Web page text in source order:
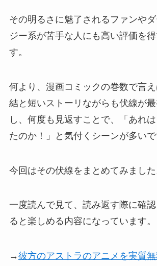
その明るさに魅了されるファンや
ジー系が苦手な人にも高い評価を
す。
何より、漫画コミックの巻数で言
結と短いストーリながらも伏線が
し、何度も見返すことで、「あれ
たのか！」と気付くシーンが多いで
今回はその伏線をまとめてみました
一度読んで見て、読み返す際に確
ると楽しめる内容になっています。
→彼方のアストラのアニメを実質